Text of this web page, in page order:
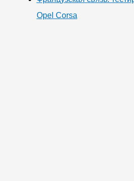
Opel Corsa